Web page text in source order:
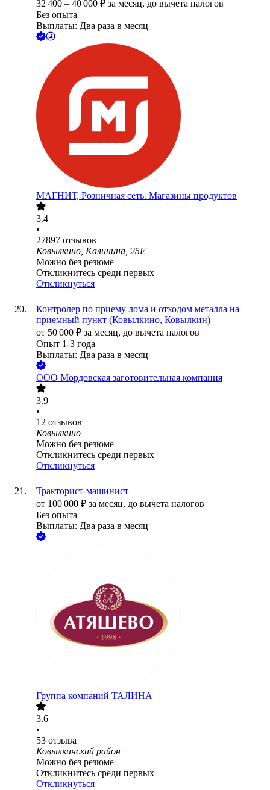
32 400 – 40 000 ₽ за месяц, до вычета налогов
Без опыта
Выплаты: Два раза в месяц
МАГНИТ, Розничная сеть. Магазины продуктов
3.4
•
27897 отзывов
Ковылкино, Калинина, 25Е
Можно без резюме
Откликнитесь среди первых
Откликнуться
Контролер по приему лома и отходом металла на
приемный пункт (Ковылкино, Ковылкин)
от 50 000 ₽ за месяц, до вычета налогов
Опыт 1-3 года
Выплаты: Два раза в месяц
ООО Мордовская заготовительная компания
3.9
•
12 отзывов
Ковылкино
Можно без резюме
Откликнитесь среди первых
Откликнуться
Тракторист-машинист
от 100 000 ₽ за месяц, до вычета налогов
Без опыта
Выплаты: Два раза в месяц
Группа компаний ТАЛИНА
3.6
•
53 отзыва
Ковылкинский район
Можно без резюме
Откликнитесь среди первых
Откликнуться